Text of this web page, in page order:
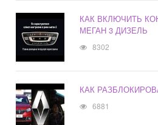
КАК ВКЛЮЧИТЬ
МЕГАН 3 ДИЗЕЛЬ
8302
КАК
6881